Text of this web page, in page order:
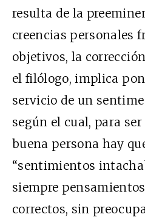
resulta de la
creencias personales
objetivos, la
el filólogo, implica
servicio de un
según el cual, para
buena persona hay
“sentimientos
siempre
correctos, sin